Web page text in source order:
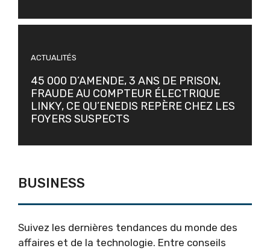
ACTUALITÉS
45 000 D’AMENDE, 3 ANS DE PRISON,
FRAUDE AU COMPTEUR ÉLECTRIQUE
LINKY, CE QU’ENEDIS REPÈRE CHEZ LES
FOYERS SUSPECTS
BUSINESS
Suivez les dernières tendances du monde des
affaires et de la technologie. Entre conseils